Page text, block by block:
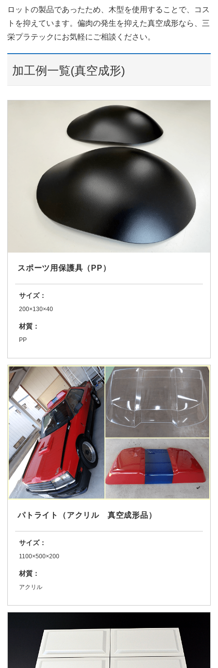
ロットの製品であったため、木型を使用することで、コス
トを抑えています。偏肉の発生を抑えた真空成形なら、三
栄プラテックにお気軽にご相談ください。
加工例一覧(真空成形)
スポーツ用保護具（PP）
サイズ：
200×130×40
材質：
PP
パトライト（アクリル 真空成形品）
サイズ：
1100×500×200
材質：
アクリル